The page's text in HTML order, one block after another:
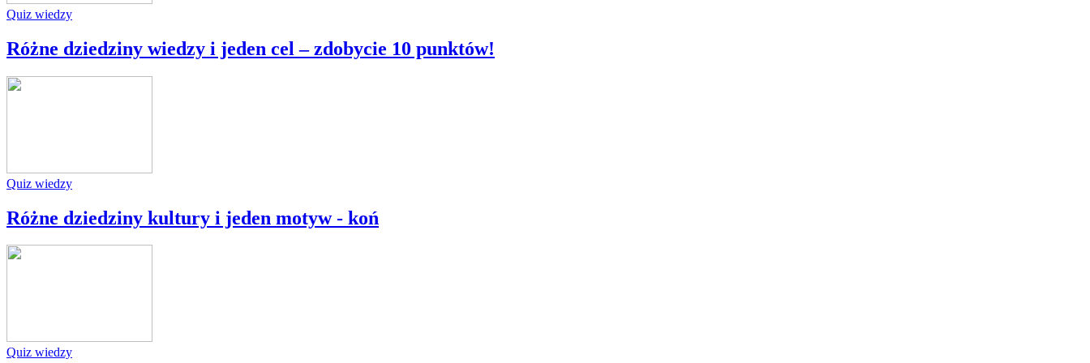
Quiz wiedzy
Różne dziedziny wiedzy i jeden cel – zdobycie 10 punktów!
Quiz wiedzy
Różne dziedziny kultury i jeden motyw - koń
Quiz wiedzy